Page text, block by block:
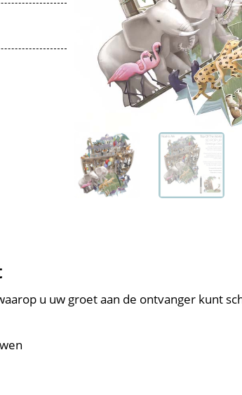
u uw groet aan de ontvanger kunt